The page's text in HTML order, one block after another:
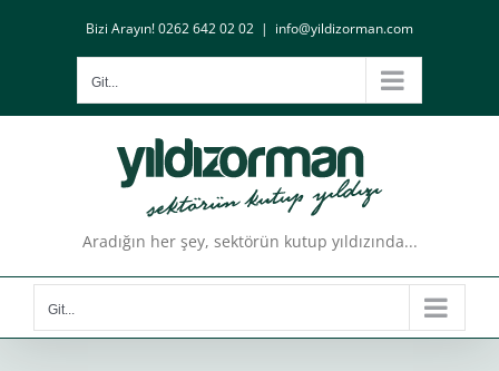
Bizi Arayın! 0262 642 02 02 | info@yildizorman.com
Git...
Aradığın her şey, sektörün kutup yıldızında...
Git...